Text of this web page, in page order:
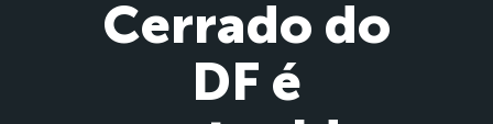
Cerrado do
DF é